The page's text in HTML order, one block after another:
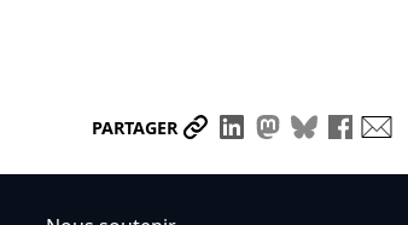
PARTAGER Partager le lien
Partager sur
Partager sur